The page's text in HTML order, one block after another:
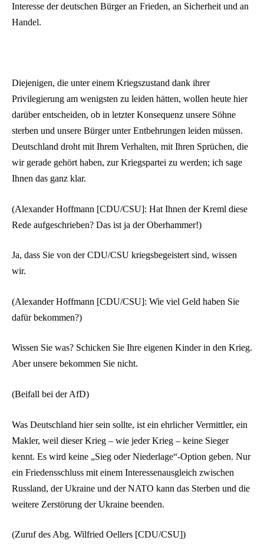
Interesse der deutschen Bürger an Frieden, an Sicherheit und an
Handel.
Diejenigen, die unter einem Kriegszustand dank ihrer
Privilegierung am wenigsten zu leiden hätten, wollen heute hier
darüber entscheiden, ob in letzter Konsequenz unsere Söhne
sterben und unsere Bürger unter Entbehrungen leiden müssen.
Deutschland droht mit Ihrem Verhalten, mit Ihren Sprüchen, die
wir gerade gehört haben, zur Kriegspartei zu werden; ich sage
Ihnen das ganz klar.
(Alexander Hoffmann [CDU/CSU]: Hat Ihnen der Kreml diese
Rede aufgeschrieben? Das ist ja der Oberhammer!)
Ja, dass Sie von der CDU/CSU kriegsbegeistert sind, wissen
wir.
(Alexander Hoffmann [CDU/CSU]: Wie viel Geld haben Sie
dafür bekommen?)
Wissen Sie was? Schicken Sie Ihre eigenen Kinder in den Krieg.
Aber unsere bekommen Sie nicht.
(Beifall bei der AfD)
Was Deutschland hier sein sollte, ist ein ehrlicher Vermittler, ein
Makler, weil dieser Krieg – wie jeder Krieg – keine Sieger
kennt. Es wird keine „Sieg oder Niederlage“-Option geben. Nur
ein Friedensschluss mit einem Interessenausgleich zwischen
Russland, der Ukraine und der NATO kann das Sterben und die
weitere Zerstörung der Ukraine beenden.
(Zuruf des Abg. Wilfried Oellers [CDU/CSU])